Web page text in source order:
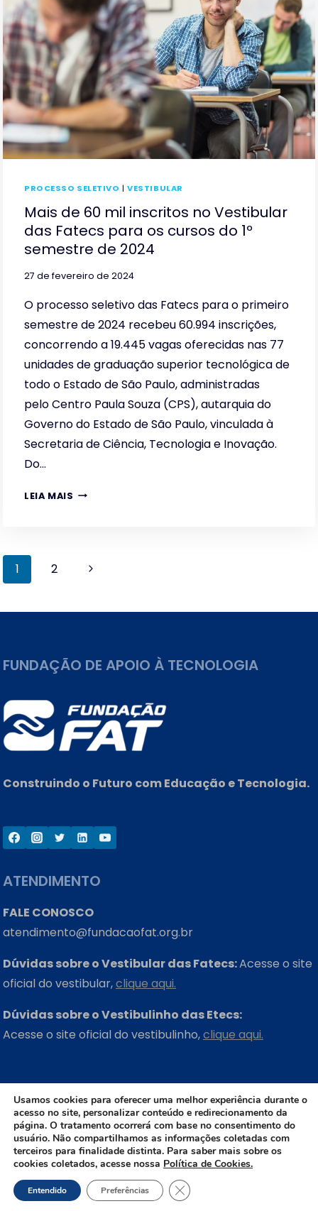
SEMESTRE
DE
2024
PROCESSO SELETIVO |VESTIBULAR
Mais de 60 mil inscritos no Vestibular
das Fatecs para os cursos do 1º
semestre de 2024
27 de fevereiro de 2024
O processo seletivo das Fatecs para o primeiro
semestre de 2024 recebeu 60.994 inscrições,
concorrendo a 19.445 vagas oferecidas nas 77
unidades de graduação superior tecnológica de
todo o Estado de São Paulo, administradas
pelo Centro Paula Souza (CPS), autarquia do
Governo do Estado de São Paulo, vinculada à
Secretaria de Ciência, Tecnologia e Inovação.
Do…
LEIA MAIS MAIS
NO
CURSOS
1º
SEMESTRE
DE
2024
Navegação
da
Página
1 2
Página
FUNDAÇÃO DE APOIO À TECNOLOGIA
Construindo o Futuro com Educação e Tecnologia.
ATENDIMENTO
FALE CONOSCO
atendimento@fundacaofat.org.br
Dúvidas sobre o Vestibular das Fatecs:Acesse o site
oficial do vestibular,clique aqui.
Dúvidas sobre o Vestibulinho das Etecs:
Acesse o site oficial do vestibulinho,clique aqui.
ONDE ESTAMOS
Rua Três Rios, 131 – Bom Retiro – São Paulo – SP
CEP: 01123-001
+55 (11) 3311-2660
Usamos cookies para oferecer uma melhor experiência durante o
acesso no site, personalizar conteúdo e redirecionamento da
página. O tratamento ocorrerá com base no consentimento do
usuário. Não compartilhamos as informações coletadas com
terceiros para finalidade distinta. Para saber mais sobre os
cookies coletados, acesse nossa Política de Cookies.
Entendido Preferências Close GDPR Cookie Banner